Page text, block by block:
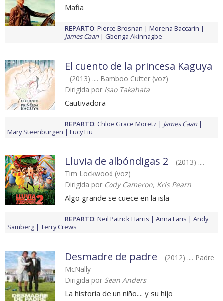
Mafia
REPARTO: Pierce Brosnan
Morena Baccarin
James Caan
Gbenga Akinnagbe
El cuento de la princesa Kaguya
(2013) .... Bamboo Cutter (voz)
Dirigida por Isao Takahata
Cautivadora
REPARTO: Chloë Grace Moretz
James Caan
Mary Steenburgen
Lucy Liu
Lluvia de albóndigas 2
(2013) ....
Tim Lockwood (voz)
Dirigida por Cody Cameron, Kris Pearn
Algo grande se cuece en la isla
REPARTO: Neil Patrick Harris Anna Faris
Andy
Samberg
Terry Crews
Desmadre de padre
(2012) .... Padre
McNally
Dirigida por Sean Anders
La historia de un niño.... y su hijo